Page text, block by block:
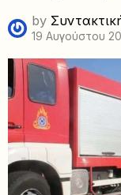
by
19 Αυγούστου